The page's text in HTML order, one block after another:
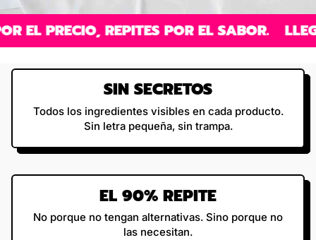
REPITES POR EL SABOR. LLEGAS
SIN SECRETOS
Todos los ingredientes visibles en cada producto.
Sin letra pequeña, sin trampa.
EL 90% REPITE
No porque no tengan alternativas. Sino porque no
las necesitan.